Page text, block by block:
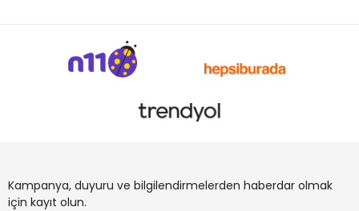
Kampanya, duyuru ve bilgilendirmelerden haberdar olmak
için kayıt olun.